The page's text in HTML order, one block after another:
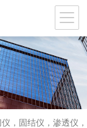
，固结仪，渗透仪